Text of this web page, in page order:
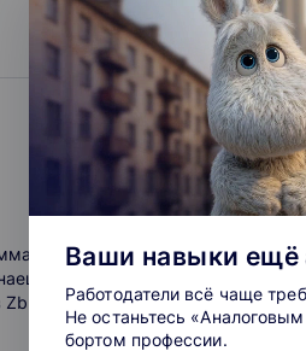
по 3D-моделированию: Maya,
про горячие клавиши, работу
Zbrush.
Ваши навыки ещё
Работодатели всё чаще
Не останьтесь
бортом профессии.